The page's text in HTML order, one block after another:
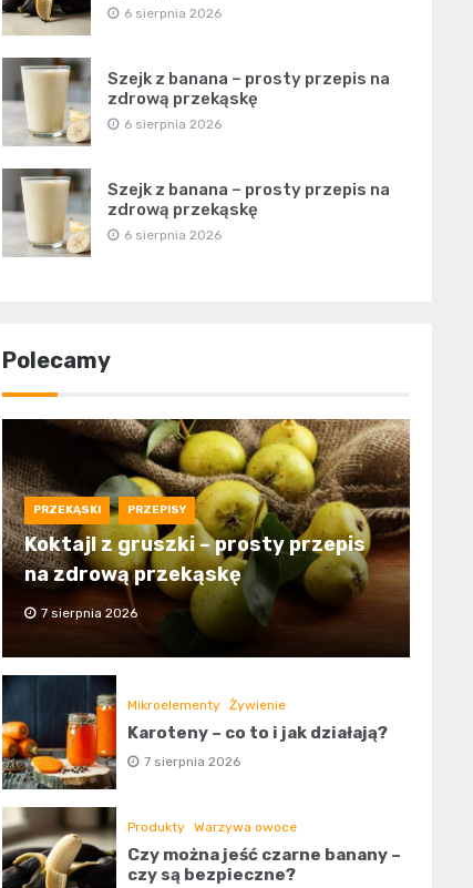
6 sierpnia 2026
Szejk z banana – prosty przepis na
zdrową przekąskę
6 sierpnia 2026
Szejk z banana – prosty przepis na
zdrową przekąskę
6 sierpnia 2026
Polecamy
PRZEKĄSKI PRZEPISY
Koktajl z gruszki – prosty przepis
na zdrową przekąskę
7 sierpnia 2026
Mikroelementy Żywienie
Karoteny – co to i jak działają?
7 sierpnia 2026
Produkty Warzywa owoce
Czy można jeść czarne banany –
czy są bezpieczne?